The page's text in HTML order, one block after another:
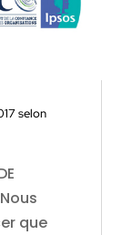
selon
que